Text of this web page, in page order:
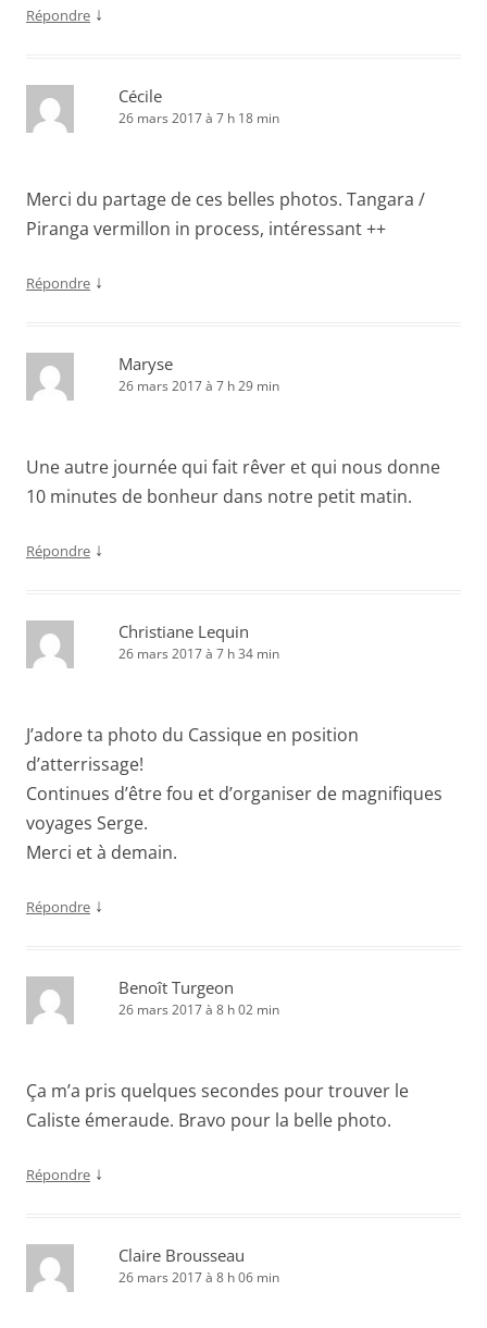
Répondre ↓
Cécile
26 mars 2017 à 7 h 18 min
Merci du partage de ces belles photos. Tangara /
Piranga vermillon in process, intéressant ++
Répondre ↓
Maryse
26 mars 2017 à 7 h 29 min
Une autre journée qui fait rêver et qui nous donne
10 minutes de bonheur dans notre petit matin.
Répondre ↓
Christiane Lequin
26 mars 2017 à 7 h 34 min
J’adore ta photo du Cassique en position
d’atterrissage!
Continues d’être fou et d’organiser de magnifiques
voyages Serge.
Merci et à demain.
Répondre ↓
Benoît Turgeon
26 mars 2017 à 8 h 02 min
Ça m’a pris quelques secondes pour trouver le
Caliste émeraude. Bravo pour la belle photo.
Répondre ↓
Claire Brousseau
26 mars 2017 à 8 h 06 min